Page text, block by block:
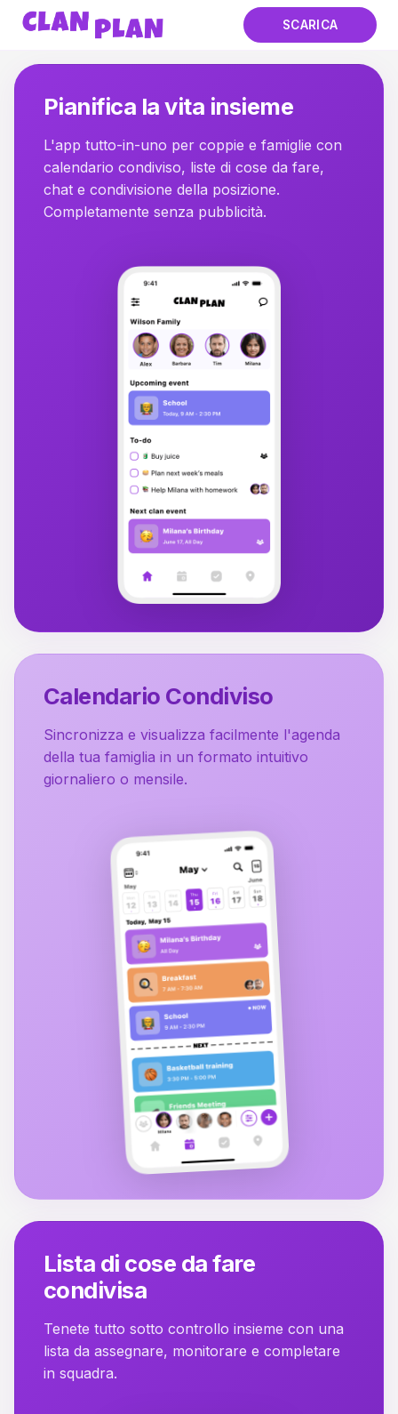
SCARICA
ClanPlan. Calendario
Pianifica la vita insieme
L'app tutto-in-uno per coppie e famiglie con
calendario condiviso, liste di cose da fare,
chat e condivisione della posizione.
Completamente senza pubblicità.
Calendario Condiviso
Sincronizza e visualizza facilmente l'agenda
della tua famiglia in un formato intuitivo
giornaliero o mensile.
Lista di cose da fare
condivisa
Tenete tutto sotto controllo insieme con una
lista da assegnare, monitorare e completare
in squadra.